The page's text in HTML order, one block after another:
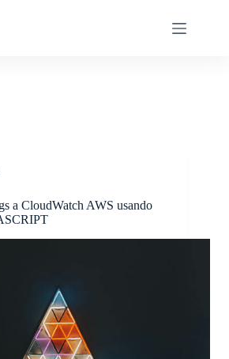
a CloudWatch AWS usando